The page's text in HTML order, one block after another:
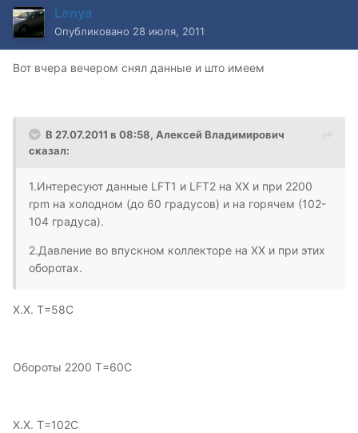
Lenya
Опубликовано 28 июля, 2011
Вот вчера вечером снял данные и што имеем
В 27.07.2011 в 08:58, Алексей Владимирович
сказал:
1.Интересуют данные LFT1 и LFT2 на ХХ и при 2200
rpm на холодном (до 60 градусов) и на горячем (102-
104 градуса).
2.Давление во впускном коллекторе на ХХ и при этих
оборотах.
Х.Х. Т=58С
Обороты 2200 Т=60С
Х.Х. Т=102С